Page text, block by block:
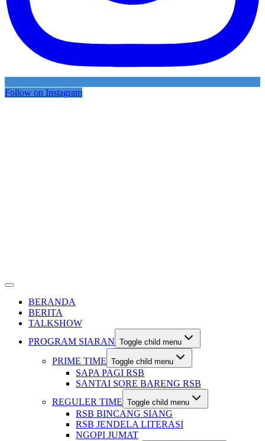
Follow on Instagram
BERANDA
BERITA
TALKSHOW
PROGRAM SIARAN Toggle child menu
PRIME TIME Toggle child menu
SAPA PAGI RSB
SANTAI SORE BARENG RSB
REGULER TIME Toggle child menu
RSB BINCANG SIANG
RSB JENDELA LITERASI
NGOPI JUMAT